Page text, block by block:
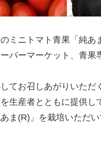
ミニトマト青果「純
パーマーケット、青果
てお召しあがりいただ
生産者とともに提供し
ま(R)」を栽培いただ